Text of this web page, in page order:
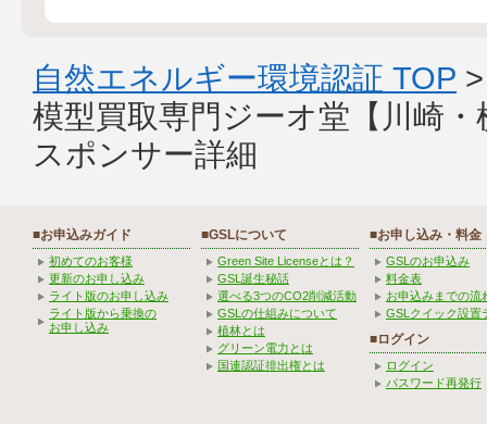
自然エネルギー環境認証 TOP
模型買取専門ジーオ堂【川崎
スポンサー詳細
■お申込みガイド
初めてのお客様
更新のお申し込み
ライト版のお申し込み
ライト版から乗換の
お申し込み
■GSLについて
Green Site Licenseとは？
GSL誕生秘話
選べる3つのCO2削減活動
GSLの仕組みについて
植林とは
グリーン電力とは
国連認証排出権とは
■お申し込み・料金
GSLのお申込み
料金表
お申込みまでの流
GSLクイック設置
■ログイン
ログイン
パスワード再発行